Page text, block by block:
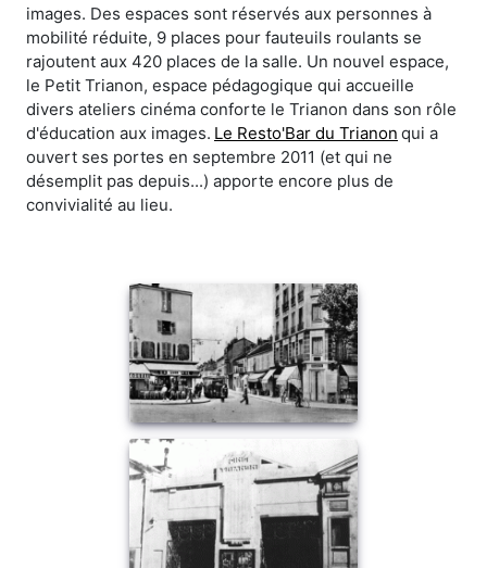
images. Des espaces sont réservés aux personnes à
mobilité réduite, 9 places pour fauteuils roulants se
rajoutent aux 420 places de la salle. Un nouvel espace,
le Petit Trianon, espace pédagogique qui accueille
divers ateliers cinéma conforte le Trianon dans son rôle
d'éducation aux images. Le Resto'Bar du Trianon qui a
ouvert ses portes en septembre 2011 (et qui ne
désemplit pas depuis...) apporte encore plus de
convivialité au lieu.